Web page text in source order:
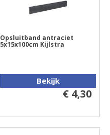
Opsluitband antraciet
5x15x100cm Kijlstra
Bekijk
€ 4,30